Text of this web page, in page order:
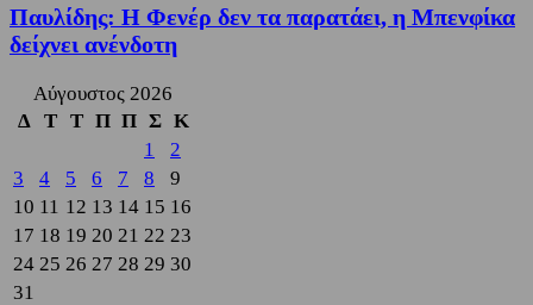
Παυλίδης: Η Φενέρ δεν τα παρατάει, η Μπενφίκα
δείχνει ανένδοτη
Αύγουστος 2026
Δ
Τ Τ Π Π Σ Κ
1
2
3
4 5 6 7 8
9
10 11 12 13 14 15 16
17 18 19 20 21 22 23
24 25 26 27 28 29 30
31